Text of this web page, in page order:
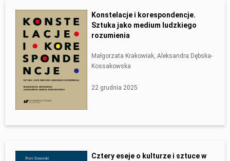
Konstelacje i korespondencje.
Sztuka jako medium ludzkiego
rozumienia
Małgorzata Krakowiak, Aleksandra Dębska-
Kossakowska
22 grudnia 2025
Cztery eseje o kulturze i sztuce w